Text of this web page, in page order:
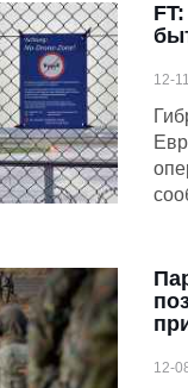
12-11
12-